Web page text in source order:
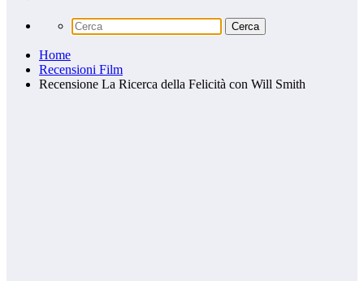
Home
Recensioni Film
Recensione La Ricerca della Felicità con Will Smith